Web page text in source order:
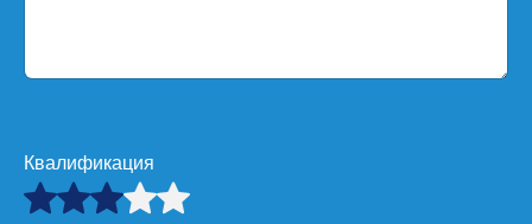
Квалификация